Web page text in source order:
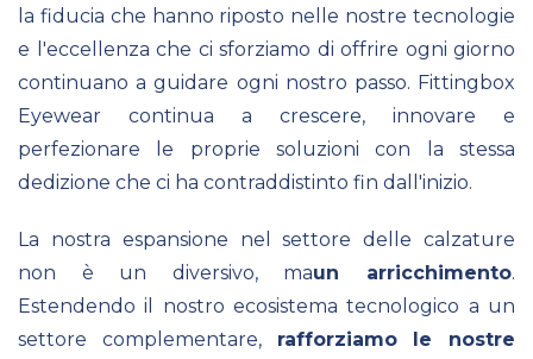
la fiducia che hanno riposto nelle nostre tecnologie
e l'eccellenza che ci sforziamo di offrire ogni giorno
continuano a guidare ogni nostro passo. Fittingbox
Eyewear continua a crescere, innovare e
perfezionare le proprie soluzioni con la stessa
dedizione che ci ha contraddistinto fin dall'inizio.
La nostra espansione nel settore delle calzature
non è un diversivo, maun arricchimento.
Estendendo il nostro ecosistema tecnologico a un
settore complementare, rafforziamo le nostre